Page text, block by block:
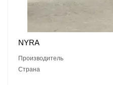
NYRA
Производитель
Страна